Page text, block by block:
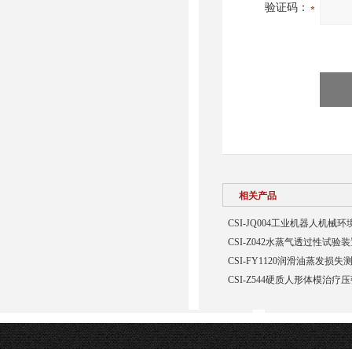
验证码：
相关产品
CSI-JQ004工业机器人机械
CSI-Z042水蒸气透过性试验
CSI-FY1120润滑油蒸发损失
CSI-Z544硬质人形体模治疗